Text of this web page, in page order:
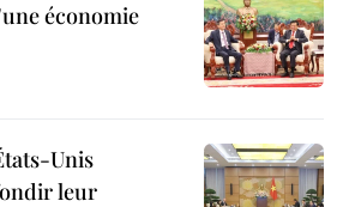
économie
Unis
leur